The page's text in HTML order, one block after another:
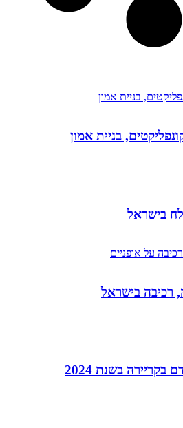
בניית אמון
בישראל
רכיבה בישראל
בשנת 2024